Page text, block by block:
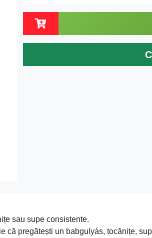
sau supe consistente.
pregătești un babgulyás, tocănițe,